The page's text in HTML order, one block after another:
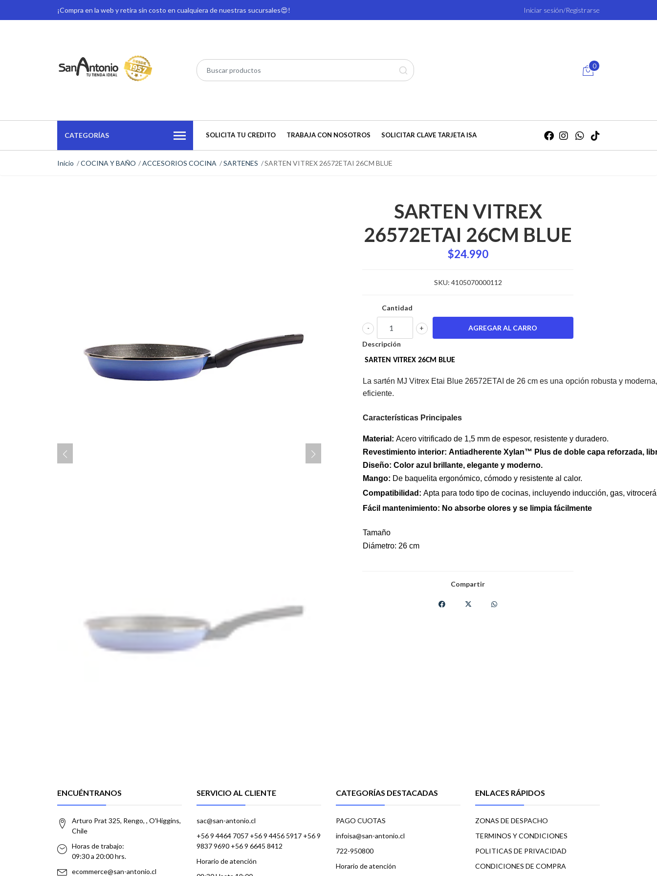
¡Compra en la web y retira sin costo en cualquiera de nuestras sucursales😍! Iniciar sesión/Registrarse
0
CATEGORÍAS SOLICITA TU CREDITO TRABAJA CON NOSOTROS SOLICITAR CLAVE TARJETA ISA
Inicio COCINA Y BAÑO ACCESORIOS COCINA SARTENES SARTEN VITREX 26572ETAI 26CM BLUE
SARTEN VITREX
26572ETAI 26CM BLUE
$24.990
SKU: 4105070000112
Cantidad
+
-
Descripción
SARTEN VITREX 26CM BLUE
La sartén MJ Vitrex Etai Blue 26572ETAI de 26 cm es una opción robusta y
eficiente.
Características Principales
Material: Acero vitrificado de 1,5 mm de espesor, resistente y duradero.
Revestimiento interior: Antiadherente Xylan™ Plus de doble capa reforzada,
Diseño: Color azul brillante, elegante y moderno.
Mango: De baquelita ergonómico, cómodo y resistente al calor.
Compatibilidad: Apta para todo tipo de cocinas, incluyendo inducción, gas,
Fácil mantenimiento: No absorbe olores y se limpia fácilmente
Tamaño
Diámetro: 26 cm
Compartir
ENCUÉNTRANOS
Arturo Prat 325, Rengo, , O'Higgins,
Chile
Horas de trabajo:
09:30 a 20:00 hrs.
ecommerce@san-antonio.cl
SERVICIO AL CLIENTE
sac@san-antonio.cl
+56 9 4464 7057 +56 9 4456 5917 +56 9
9837 9690 +56 9 6645 8412
Horario de atención
CATEGORÍAS DESTACADAS
PAGO CUOTAS
infoisa@san-antonio.cl
722-950800
Horario de atención
ENLACES RÁPIDOS
ZONAS DE DESPACHO
TERMINOS Y CONDICIONES
POLITICAS DE PRIVACIDAD
CONDICIONES DE COMPRA